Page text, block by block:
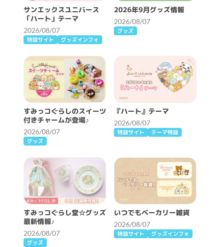
サンエックスユニバース
「ハート」テーマ
2026/08/07
特設サイト グッズインフォ
2026年9月グッズ情報
2026/08/07
グッズ
すみっコぐらしのスイーツ
付きチャームが登場♪
2026/08/07
グッズ
『ハート』テーマ
2026/08/07
特設サイト テーマ特設
すみっコぐらし堂☆グッズ
最新情報♪
2026/08/07
グッズ
いつでもベーカリー雑貨
2026/08/07
特設サイト グッズインフォ